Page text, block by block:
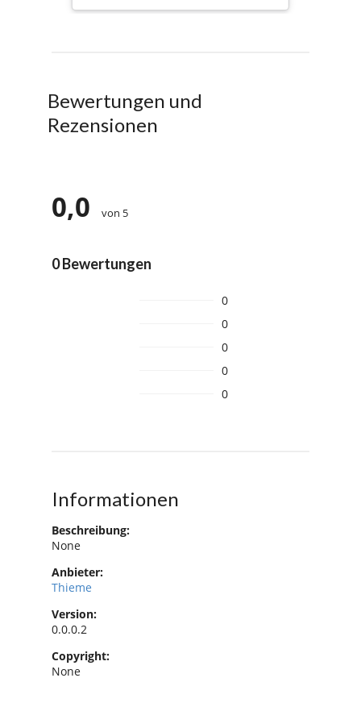
Bewertungen und
Rezensionen
0,0 von 5
0 Bewertungen
0
0
0
0
0
Informationen
Beschreibung:
None
Anbieter:
Thieme
Version:
0.0.0.2
Copyright:
None